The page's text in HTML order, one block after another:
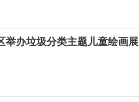
举办垃圾分类主题儿童绘画展